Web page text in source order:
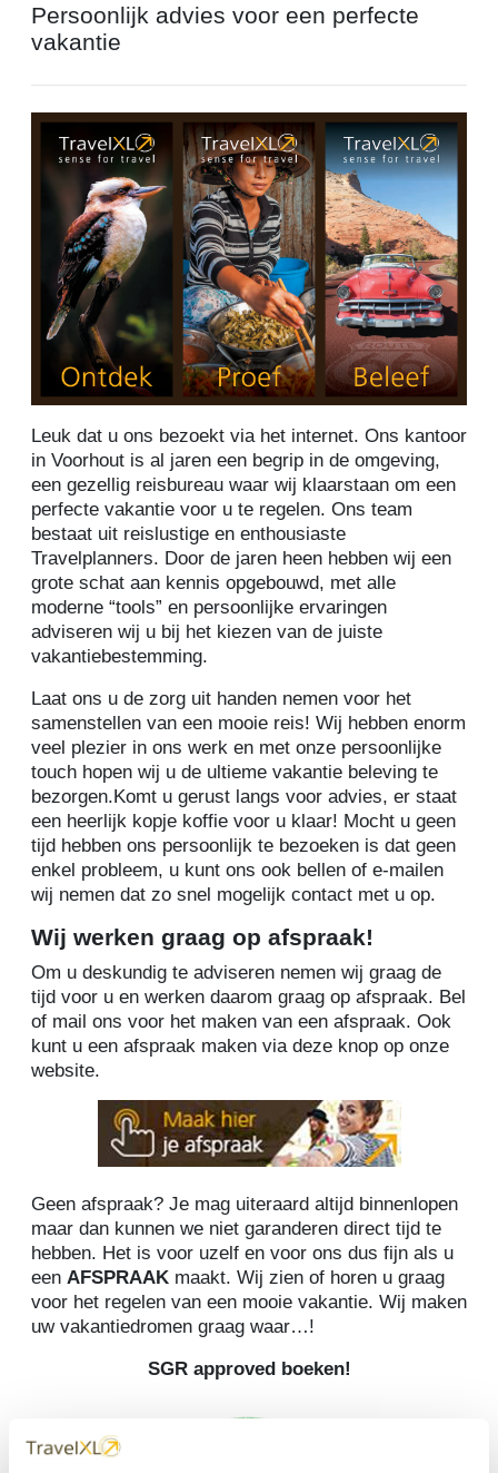
Persoonlijk advies voor een perfecte
vakantie
Leuk dat u ons bezoekt via het internet. Ons kantoor
in Voorhout is al jaren een begrip in de omgeving,
een gezellig reisbureau waar wij klaarstaan om een
perfecte vakantie voor u te regelen. Ons team
bestaat uit reislustige en enthousiaste
Travelplanners. Door de jaren heen hebben wij een
grote schat aan kennis opgebouwd, met alle
moderne “tools” en persoonlijke ervaringen
adviseren wij u bij het kiezen van de juiste
vakantiebestemming.
Laat ons u de zorg uit handen nemen voor het
samenstellen van een mooie reis! Wij hebben enorm
veel plezier in ons werk en met onze persoonlijke
touch hopen wij u de ultieme vakantie beleving te
bezorgen.Komt u gerust langs voor advies, er staat
een heerlijk kopje koffie voor u klaar! Mocht u geen
tijd hebben ons persoonlijk te bezoeken is dat geen
enkel probleem, u kunt ons ook bellen of e-mailen
wij nemen dat zo snel mogelijk contact met u op.
Wij werken graag op afspraak!
Om u deskundig te adviseren nemen wij graag de
tijd voor u en werken daarom graag op afspraak. Bel
of mail ons voor het maken van een afspraak. Ook
kunt u een afspraak maken via deze knop op onze
website.
Geen afspraak? Je mag uiteraard altijd binnenlopen
maar dan kunnen we niet garanderen direct tijd te
hebben. Het is voor uzelf en voor ons dus fijn als u
een AFSPRAAK maakt. Wij zien of horen u graag
voor het regelen van een mooie vakantie. Wij maken
uw vakantiedromen graag waar…!
SGR approved boeken!